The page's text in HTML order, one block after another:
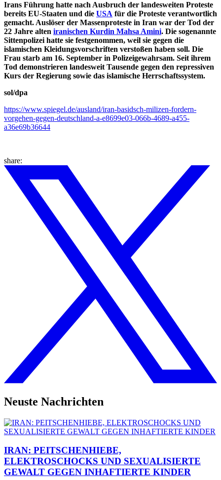
Irans Führung hatte nach Ausbruch der landesweiten Proteste
bereits EU-Staaten und die USA für die Proteste verantwortlich
gemacht. Auslöser der Massenproteste in Iran war der Tod der
22 Jahre alten iranischen Kurdin Mahsa Amini. Die sogenannte
Sittenpolizei hatte sie festgenommen, weil sie gegen die
islamischen Kleidungsvorschriften verstoßen haben soll. Die
Frau starb am 16. September in Polizeigewahrsam. Seit ihrem
Tod demonstrieren landesweit Tausende gegen den repressiven
Kurs der Regierung sowie das islamische Herrschaftssystem.
sol/dpa
https://www.spiegel.de/ausland/iran-basidsch-milizen-fordern-
vorgehen-gegen-deutschland-a-e8699e03-066b-4689-a455-
a36e69b36644
share:
Neuste Nachrichten
IRAN: PEITSCHENHIEBE,
ELEKTROSCHOCKS UND SEXUALISIERTE
GEWALT GEGEN INHAFTIERTE KINDER